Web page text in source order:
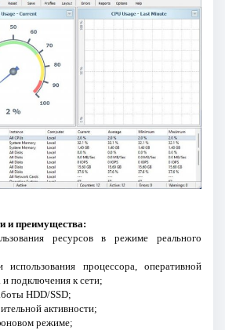
и преимущества:
ресурсов в режиме реального
использования процессора, оперативной
и подключения к сети;
HDD/SSD;
активности;
режиме;